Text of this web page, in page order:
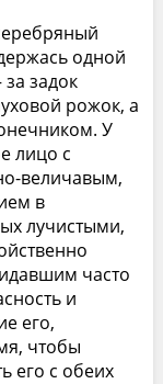
одной
задок
рожок, а
У
лицо с
величавым,
в
лучистыми,
часто
и
его,
чтобы
его с обеих